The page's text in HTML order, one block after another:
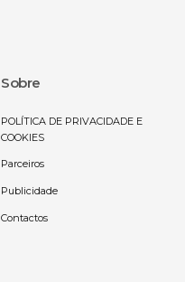
Sobre
POLÍTICA DE PRIVACIDADE E
COOKIES
Parceiros
Publicidade
Contactos